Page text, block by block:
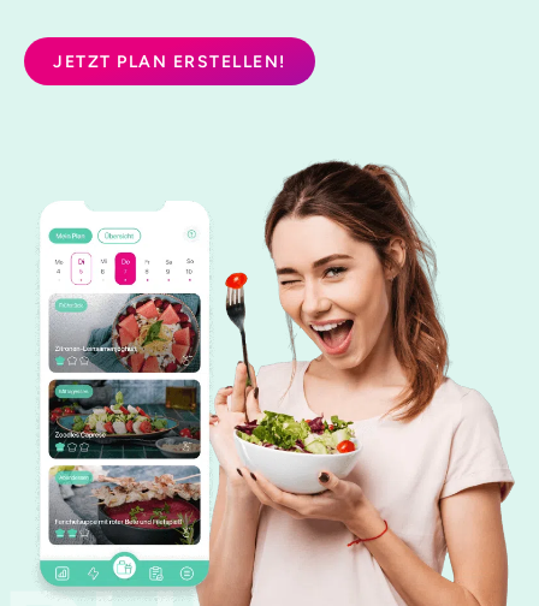
JETZT PLAN ERSTELLEN!